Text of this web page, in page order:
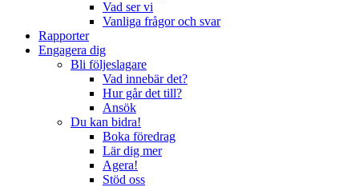
Vad ser vi
Vanliga frågor och svar
Rapporter
Engagera dig
Bli följeslagare
Vad innebär det?
Hur går det till?
Ansök
Du kan bidra!
Boka föredrag
Lär dig mer
Agera!
Stöd oss